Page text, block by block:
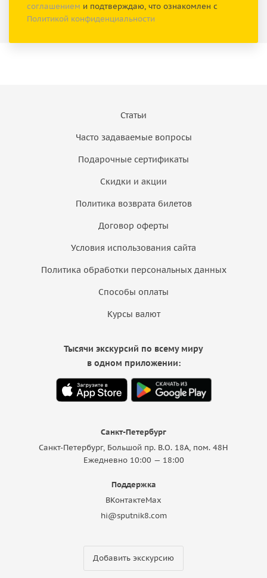
соглашением и подтверждаю, что ознакомлен с
Политикой конфиденциальности
Статьи
Часто задаваемые вопросы
Подарочные сертификаты
Скидки и акции
Политика возврата билетов
Договор оферты
Условия использования сайта
Политика обработки персональных данных
Способы оплаты
Курсы валют
Санкт-Петербург
Санкт-Петербург, Большой пр. В.О. 18A, пом. 48Н
Ежедневно 10:00 — 18:00
Поддержка
ВКонтактеMax
hi@sputnik8.com
Добавить экскурсию
Тысячи экскурсий по всему миру
в одном приложении: